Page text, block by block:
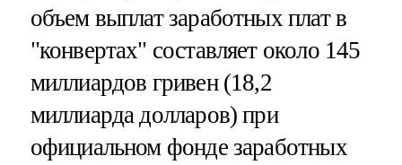
объем выплат заработных плат в
"конвертах" составляет около 145
миллиардов гривен (18,2
миллиарда долларов) при
официальном фонде заработных